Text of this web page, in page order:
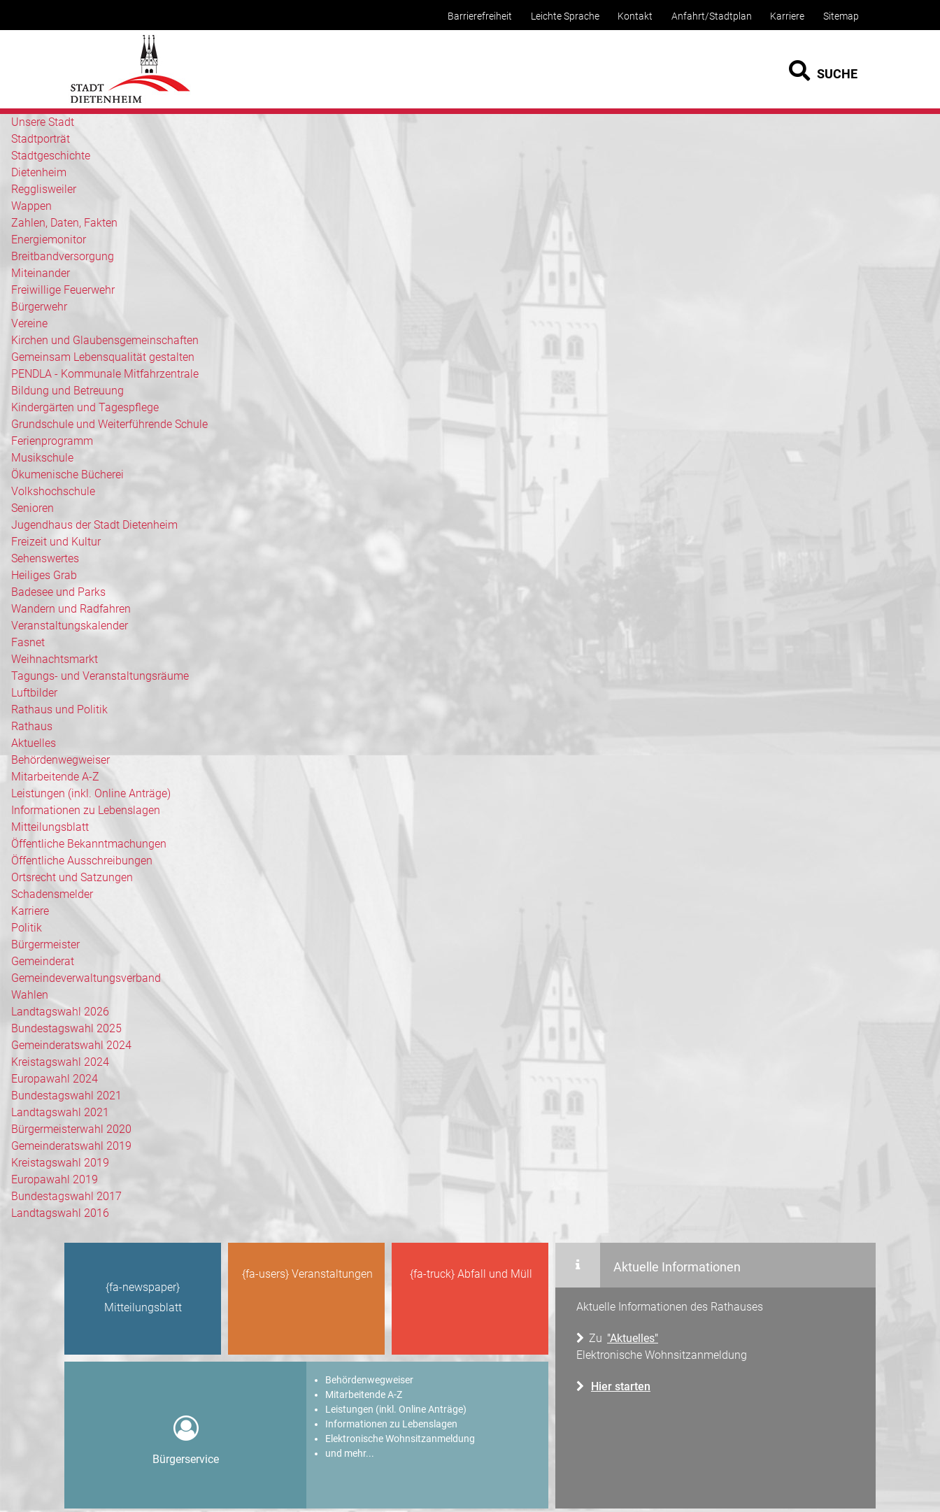
Barrierefreiheit Leichte Sprache Kontakt Anfahrt/Stadtplan Karriere Sitemap
SUCHE
Unsere Stadt
Stadtporträt
Stadtgeschichte
Dietenheim
Regglisweiler
Wappen
Zahlen, Daten, Fakten
Energiemonitor
Breitbandversorgung
Miteinander
Freiwillige Feuerwehr
Bürgerwehr
Vereine
Kirchen und Glaubensgemeinschaften
Gemeinsam Lebensqualität gestalten
PENDLA - Kommunale Mitfahrzentrale
Bildung und Betreuung
Kindergärten und Tagespflege
Grundschule und Weiterführende Schule
Ferienprogramm
Musikschule
Ökumenische Bücherei
Volkshochschule
Senioren
Jugendhaus der Stadt Dietenheim
Freizeit und Kultur
Sehenswertes
Heiliges Grab
Badesee und Parks
Wandern und Radfahren
Veranstaltungskalender
Fasnet
Weihnachtsmarkt
Tagungs- und Veranstaltungsräume
Luftbilder
Rathaus und Politik
Rathaus
Aktuelles
Behördenwegweiser
Mitarbeitende A-Z
Leistungen (inkl. Online Anträge)
Informationen zu Lebenslagen
Mitteilungsblatt
Öffentliche Bekanntmachungen
Öffentliche Ausschreibungen
Ortsrecht und Satzungen
Schadensmelder
Karriere
Politik
Bürgermeister
Gemeinderat
Gemeindeverwaltungsverband
Wahlen
Landtagswahl 2026
Bundestagswahl 2025
Gemeinderatswahl 2024
Kreistagswahl 2024
Europawahl 2024
Bundestagswahl 2021
Landtagswahl 2021
Bürgermeisterwahl 2020
Gemeinderatswahl 2019
Kreistagswahl 2019
Europawahl 2019
Bundestagswahl 2017
Landtagswahl 2016
{fa-newspaper}
Mitteilungsblatt
{fa-users} Veranstaltungen {fa-truck} Abfall und Müll Aktuelle Informationen
Aktuelle Informationen des Rathauses
Zu "Aktuelles"
Elektronische Wohnsitzanmeldung
Hier starten
Bürgerservice
Behördenwegweiser
Mitarbeitende A-Z
Leistungen (inkl. Online Anträge)
Informationen zu Lebenslagen
Elektronische Wohnsitzanmeldung
und mehr...